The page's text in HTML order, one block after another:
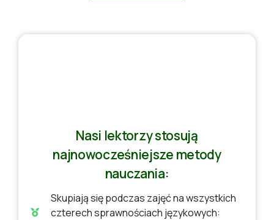
Nasi lektorzy stosują
najnowocześniejsze metody
nauczania:
Skupiają się podczas zajęć na wszystkich
czterech sprawnościach językowych: